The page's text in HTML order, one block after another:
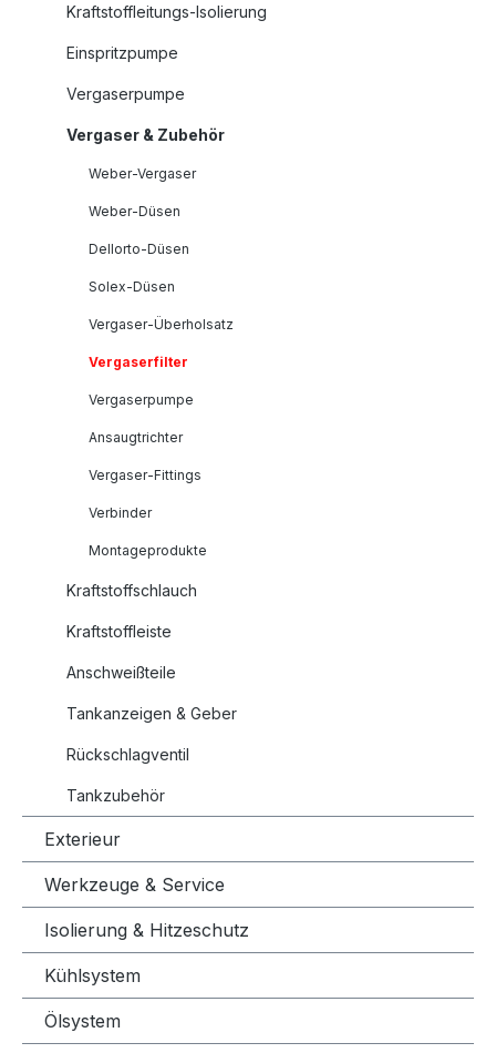
Kraftstoffleitungs-Isolierung
Einspritzpumpe
Vergaserpumpe
Vergaser & Zubehör
Weber-Vergaser
Weber-Düsen
Dellorto-Düsen
Solex-Düsen
Vergaser-Überholsatz
Vergaserfilter
Vergaserpumpe
Ansaugtrichter
Vergaser-Fittings
Verbinder
Montageprodukte
Kraftstoffschlauch
Kraftstoffleiste
Anschweißteile
Tankanzeigen & Geber
Rückschlagventil
Tankzubehör
Exterieur
Werkzeuge & Service
Isolierung & Hitzeschutz
Kühlsystem
Ölsystem